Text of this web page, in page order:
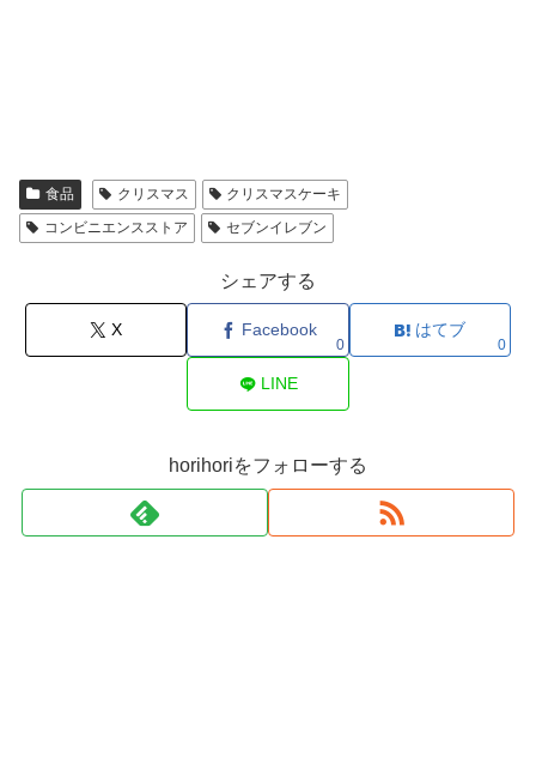
食品 クリスマス
クリスマスケーキ
コンビニエンスストア
セブンイレブン
シェアする
X Facebook
0
はてブ
0
LINE
horihoriをフォローする